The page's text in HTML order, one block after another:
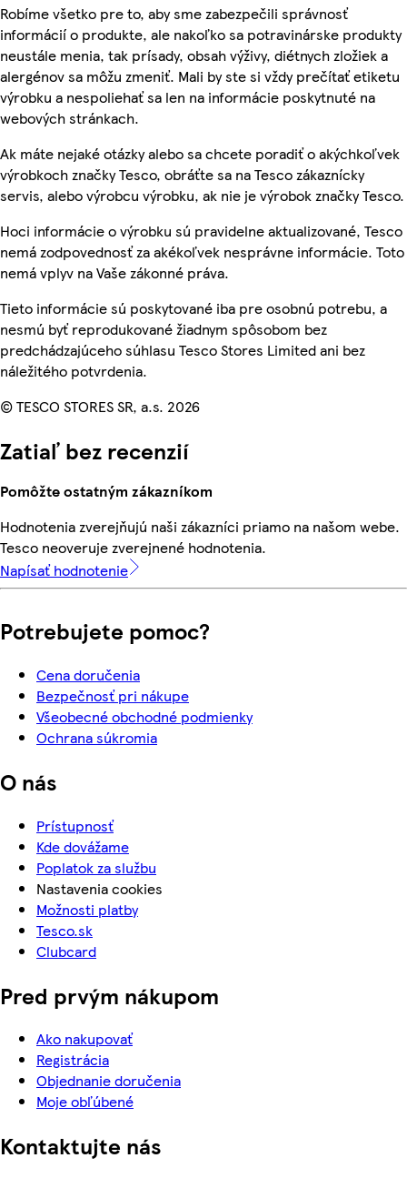
Robíme všetko pre to, aby sme zabezpečili správnosť
informácií o produkte, ale nakoľko sa potravinárske produkty
neustále menia, tak prísady, obsah výživy, diétnych zložiek a
alergénov sa môžu zmeniť. Mali by ste si vždy prečítať etiketu
výrobku a nespoliehať sa len na informácie poskytnuté na
webových stránkach.
Ak máte nejaké otázky alebo sa chcete poradiť o akýchkoľvek
výrobkoch značky Tesco, obráťte sa na Tesco zákaznícky
servis, alebo výrobcu výrobku, ak nie je výrobok značky Tesco.
Hoci informácie o výrobku sú pravidelne aktualizované, Tesco
nemá zodpovednosť za akékoľvek nesprávne informácie. Toto
nemá vplyv na Vaše zákonné práva.
Tieto informácie sú poskytované iba pre osobnú potrebu, a
nesmú byť reprodukované žiadnym spôsobom bez
predchádzajúceho súhlasu Tesco Stores Limited ani bez
náležitého potvrdenia.
© TESCO STORES SR, a.s. 2026
Zatiaľ bez recenzií
Pomôžte ostatným zákazníkom
Hodnotenia zverejňujú naši zákazníci priamo na našom webe.
Tesco neoveruje zverejnené hodnotenia.
Napísať hodnotenie
Potrebujete pomoc?
Cena doručenia
Bezpečnosť pri nákupe
Všeobecné obchodné podmienky
Ochrana súkromia
O nás
Prístupnosť
Kde dovážame
Poplatok za službu
Nastavenia cookies
Možnosti platby
Tesco.sk
Clubcard
Pred prvým nákupom
Ako nakupovať
Registrácia
Objednanie doručenia
Moje obľúbené
Kontaktujte nás